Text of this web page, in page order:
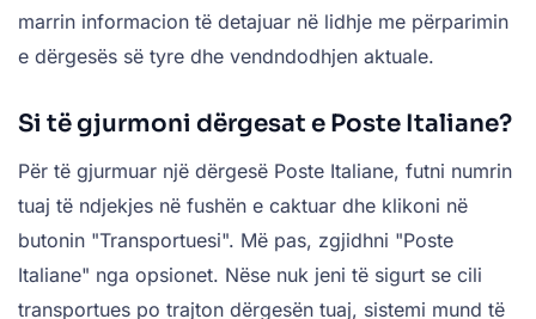
marrin informacion të detajuar në lidhje me përparimin
e dërgesës së tyre dhe vendndodhjen aktuale.
Si të gjurmoni dërgesat e Poste Italiane?
Për të gjurmuar një dërgesë Poste Italiane, futni numrin
tuaj të ndjekjes në fushën e caktuar dhe klikoni në
butonin "Transportuesi". Më pas, zgjidhni "Poste
Italiane" nga opsionet. Nëse nuk jeni të sigurt se cili
transportues po trajton dërgesën tuaj, sistemi mund të